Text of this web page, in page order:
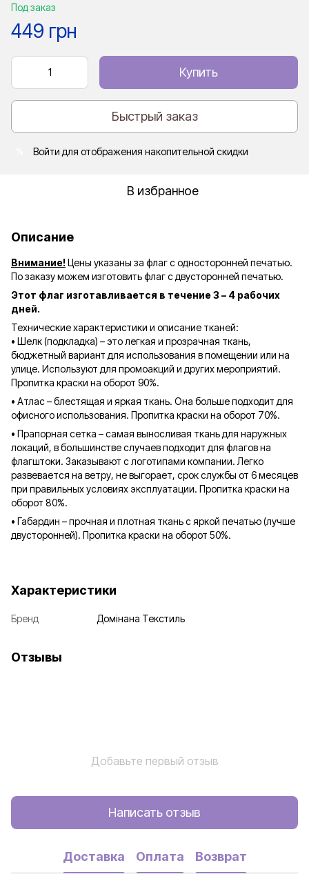
Под заказ
449 грн
Купить
Быстрый заказ
Войти для отображения накопительной скидки
В избранное
Описание
Внимание!Цены указаны за флаг с односторонней печатью.
По заказу можем изготовить флаг с двусторонней печатью.
Этот флаг изготавливается в течение 3 – 4 рабочих
дней.
Технические характеристики и описание тканей:
• Шелк (подкладка) – это легкая и прозрачная ткань,
бюджетный вариант для использования в помещении или на
улице. Используют для промоакций и других мероприятий.
Пропитка краски на оборот 90%.
• Атлас – блестящая и яркая ткань. Она больше подходит для
офисного использования. Пропитка краски на оборот 70%.
• Прапорная сетка – самая выносливая ткань для наружных
локаций, в большинстве случаев подходит для флагов на
флагштоки. Заказывают с логотипами компании. Легко
развевается на ветру, не выгорает, срок службы от 6 месяцев
при правильных условиях эксплуатации. Пропитка краски на
оборот 80%.
• Габардин – прочная и плотная ткань с яркой печатью (лучше
двусторонней). Пропитка краски на оборот 50%.
Характеристики
Бренд Домінана Текстиль
Отзывы
Добавьте первый отзыв
Написать отзыв
Доставка Оплата Возврат